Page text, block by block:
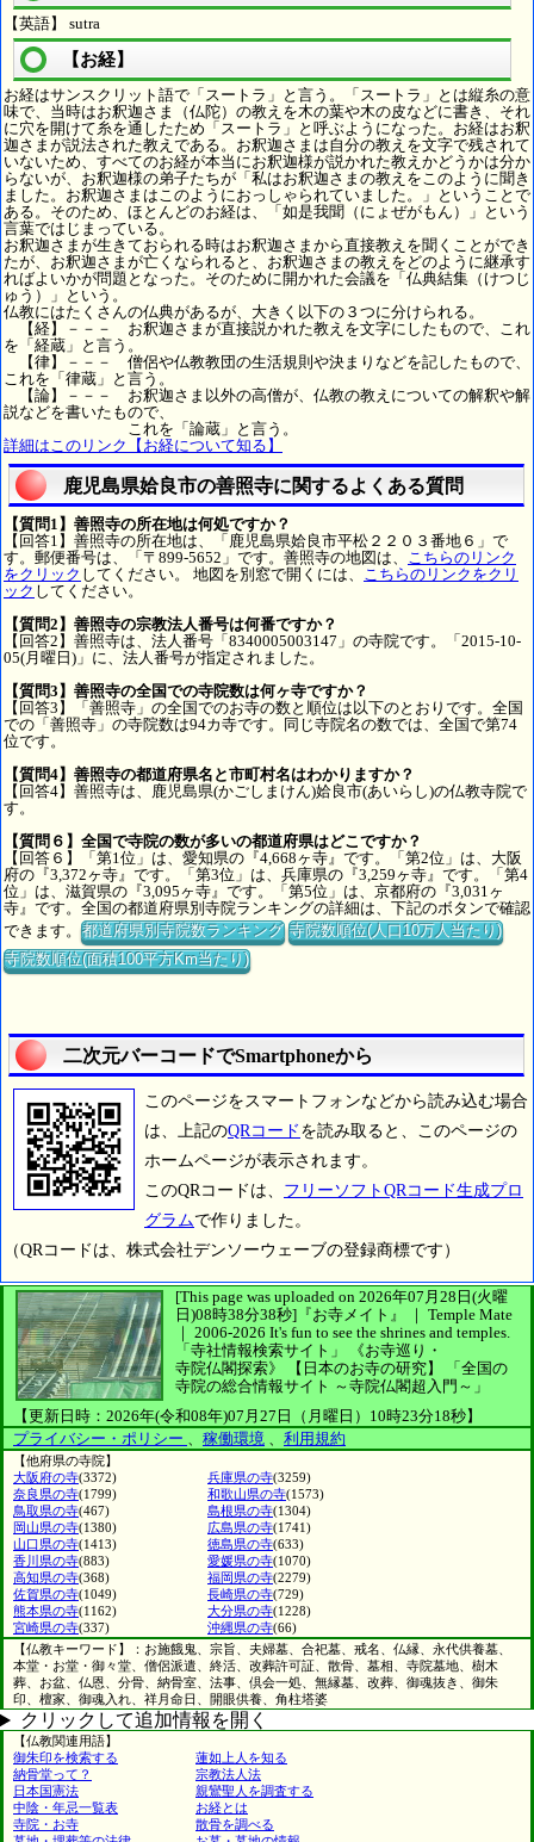
【英語】 sutra
【お経】
お経はサンスクリット語で「スートラ」と言う。「スートラ」とは縦糸の意
味で、当時はお釈迦さま（仏陀）の教えを木の葉や木の皮などに書き、それ
に穴を開けて糸を通したため「スートラ」と呼ぶようになった。お経はお釈
迦さまが説法された教えである。お釈迦さまは自分の教えを文字で残されて
いないため、すべてのお経が本当にお釈迦様が説かれた教えかどうかは分か
らないが、お釈迦様の弟子たちが「私はお釈迦さまの教えをこのように聞き
ました。お釈迦さまはこのようにおっしゃられていました。」ということで
ある。そのため、ほとんどのお経は、「如是我聞（にょぜがもん）」という
言葉ではじまっている。
お釈迦さまが生きておられる時はお釈迦さまから直接教えを聞くことができ
たが、お釈迦さまが亡くなられると、お釈迦さまの教えをどのように継承す
ればよいかが問題となった。そのために開かれた会議を「仏典結集（けつじ
ゅう）」という。
仏教にはたくさんの仏典があるが、大きく以下の３つに分けられる。
【経】－－－ お釈迦さまが直接説かれた教えを文字にしたもので、これ
を「経蔵」と言う。
【律】－－－ 僧侶や仏教教団の生活規則や決まりなどを記したもので、
これを「律蔵」と言う。
【論】－－－ お釈迦さま以外の高僧が、仏教の教えについての解釈や解
説などを書いたもので、
これを「論蔵」と言う。
詳細はこのリンク【お経について知る】
鹿児島県姶良市の善照寺に関するよくある質問
【質問1】善照寺の所在地は何処ですか？
【回答1】善照寺の所在地は、「鹿児島県姶良市平松２２０３番地６」で
す。郵便番号は、「〒899-5652」です。善照寺の地図は、 こちらのリンク
をクリック してください。 地図を別窓で開くには、 こちらのリンクをクリ
ック してください。
【質問2】善照寺の宗教法人番号は何番ですか？
【回答2】善照寺は、法人番号「8340005003147」の寺院です。「2015-10-
05(月曜日)」に、法人番号が指定されました。
【質問3】善照寺の全国での寺院数は何ヶ寺ですか？
【回答3】「善照寺」の全国でのお寺の数と順位は以下のとおりです。全国
での「善照寺」の寺院数は94カ寺です。同じ寺院名の数では、全国で第74
位です。
【質問4】善照寺の都道府県名と市町村名はわかりますか？
【回答4】善照寺は、鹿児島県(かごしまけん)姶良市(あいらし)の仏教寺院で
す。
【質問６】全国で寺院の数が多いの都道府県はどこですか？
【回答６】「第1位」は、愛知県の『4,668ヶ寺』です。「第2位」は、大阪
府の『3,372ヶ寺』です。「第3位」は、兵庫県の『3,259ヶ寺』です。「第4
位」は、滋賀県の『3,095ヶ寺』です。「第5位」は、京都府の『3,031ヶ
寺』です。全国の都道府県別寺院ランキングの詳細は、下記のボタンで確認
できます。都道府県別寺院数ランキング 寺院数順位(人口10万人当たり)
寺院数順位(面積100平方Km当たり)
二次元バーコードでSmartphoneから
このページをスマートフォンなどから読み込む場合
は、上記のQRコード を読み取ると、このページの
ホームページが表示されます。
このQRコードは、 フリーソフトQRコード生成プロ
グラムで作りました。
（QRコードは、株式会社デンソーウェーブの登録商標です）
[This page was uploaded on 2026年07月28日(火曜
日)08時38分38秒] 『お寺メイト』 ｜ Temple Mate
｜ 2006-2026 It's fun to see the shrines and temples.
「寺社情報検索サイト」
《お寺巡り・
寺院仏閣探索》
【日本のお寺の研究】
「全国の
寺院の総合情報サイト ～寺院仏閣超入門～」
【更新日時：2026年(令和08年)07月27日（月曜日）10時23分18秒】
プライバシー・ポリシー 、 稼働環境 、 利用規約
【他府県の寺院】
大阪府の寺(3372) 兵庫県の寺(3259)
奈良県の寺(1799) 和歌山県の寺(1573)
鳥取県の寺(467) 島根県の寺(1304)
岡山県の寺(1380) 広島県の寺(1741)
山口県の寺(1413) 徳島県の寺(633)
香川県の寺(883) 愛媛県の寺(1070)
高知県の寺(368) 福岡県の寺(2279)
佐賀県の寺(1049) 長崎県の寺(729)
熊本県の寺(1162) 大分県の寺(1228)
宮崎県の寺(337) 沖縄県の寺(66)
【仏教キーワード】：お施餓鬼、宗旨、夫婦墓、合祀墓、戒名、仏縁、永代供養墓、
本堂・お堂・御々堂、僧侶派遣、終活、改葬許可証、散骨、墓相、寺院墓地、樹木
葬、お盆、仏恩、分骨、納骨室、法事、倶会一処、無縁墓、改葬、御魂抜き、御朱
印、檀家、御魂入れ、祥月命日、開眼供養、角柱塔婆
クリックして追加情報を開く
【仏教関連用語】
御朱印を検索する
蓮如上人を知る
納骨堂って？
宗教法人法
日本国憲法
親鸞聖人を調査する
中陰・年忌一覧表
お経とは
寺院・お寺
散骨を調べる